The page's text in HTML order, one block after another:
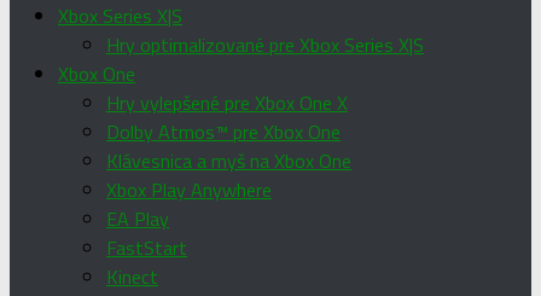
Xbox Series X|S
Hry optimalizované pre Xbox Series X|S
Xbox One
Hry vylepšené pre Xbox One X
Dolby Atmos™ pre Xbox One
Klávesnica a myš na Xbox One
Xbox Play Anywhere
EA Play
FastStart
Kinect